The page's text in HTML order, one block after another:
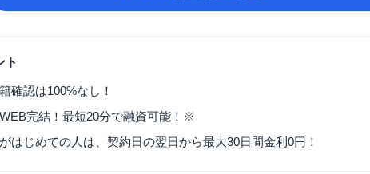
ト
確認は100%なし！
完結！最短20分で融資可能！※
はじめての人は、契約日の翌日から最大30日間金利0円！